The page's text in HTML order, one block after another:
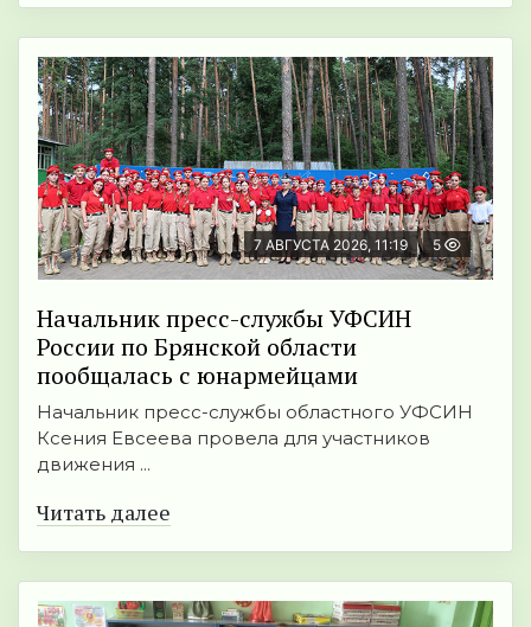
7 АВГУСТА 2026, 11:19 5
Начальник пресс-службы УФСИН
России по Брянской области
пообщалась с юнармейцами
Начальник пресс-службы областного УФСИН
Ксения Евсеева провела для участников
движения ...
Читать далее